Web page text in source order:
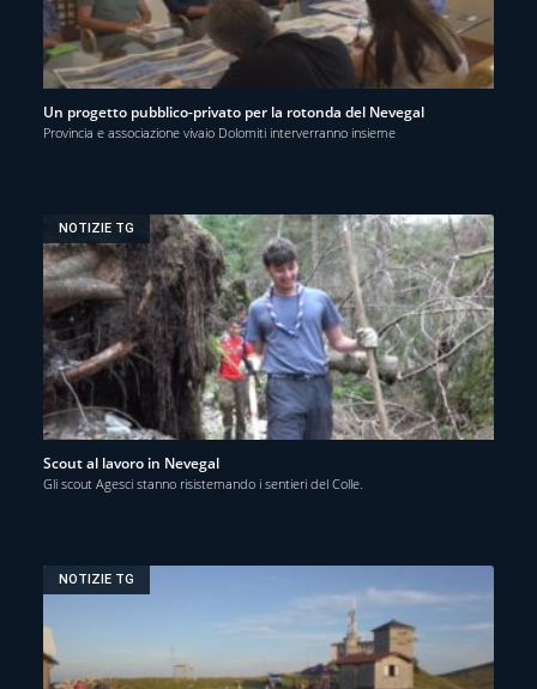
Un progetto pubblico-privato per la rotonda del Nevegal
Provincia e associazione vivaio Dolomiti interverranno insieme
NOTIZIE TG
Scout al lavoro in Nevegal
Gli scout Agesci stanno risistemando i sentieri del Colle.
NOTIZIE TG